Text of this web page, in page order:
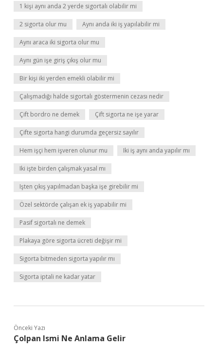
1 kişi aynı anda 2 yerde sigortalı olabilir mi
2 sigorta olur mu Aynı anda iki iş yapılabilir mi
Aynı araca iki sigorta olur mu
Aynı gün işe giriş çıkış olur mu
Bir kişi iki yerden emekli olabilir mi
Çalışmadığı halde sigortalı göstermenin cezası nedir
Çift bordro ne demek Çift sigorta ne işe yarar
Çifte sigorta hangi durumda geçersiz sayılır
Hem işçi hem işveren olunur mu Iki iş aynı anda yapılır mı
Iki işte birden çalışmak yasal mı
Işten çıkış yapılmadan başka işe girebilir mi
Özel sektörde çalışan ek iş yapabilir mi
Pasif sigortalı ne demek
Plakaya göre sigorta ücreti değişir mi
Sigorta bitmeden sigorta yapılır mı
Sigorta iptali ne kadar yatar
Önceki Yazı
Çolpan Ismi Ne Anlama Gelir